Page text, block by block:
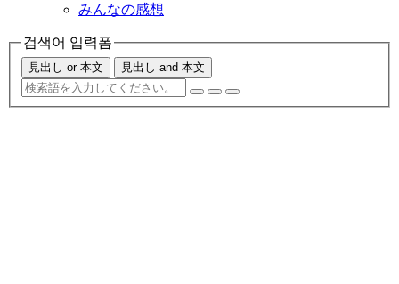
みんなの感想
검색어 입력폼
見出し or 本文 見出し and 本文